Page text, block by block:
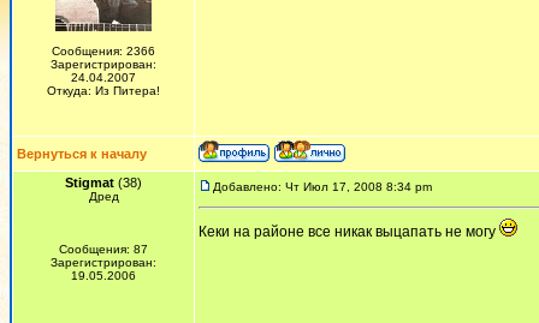
Сообщения: 2366
Зарегистрирован:
24.04.2007
Откуда: Из Питера!
Вернуться к началу
Stigmat (38)
Дред
Сообщения: 87
Зарегистрирован:
19.05.2006
Добавлено: Чт Июл 17, 2008 8:34 pm
Кеки на районе все никак выцапать не могу